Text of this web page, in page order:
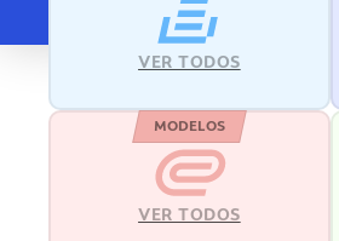
VER TODOS
MODELOS
VER TODOS